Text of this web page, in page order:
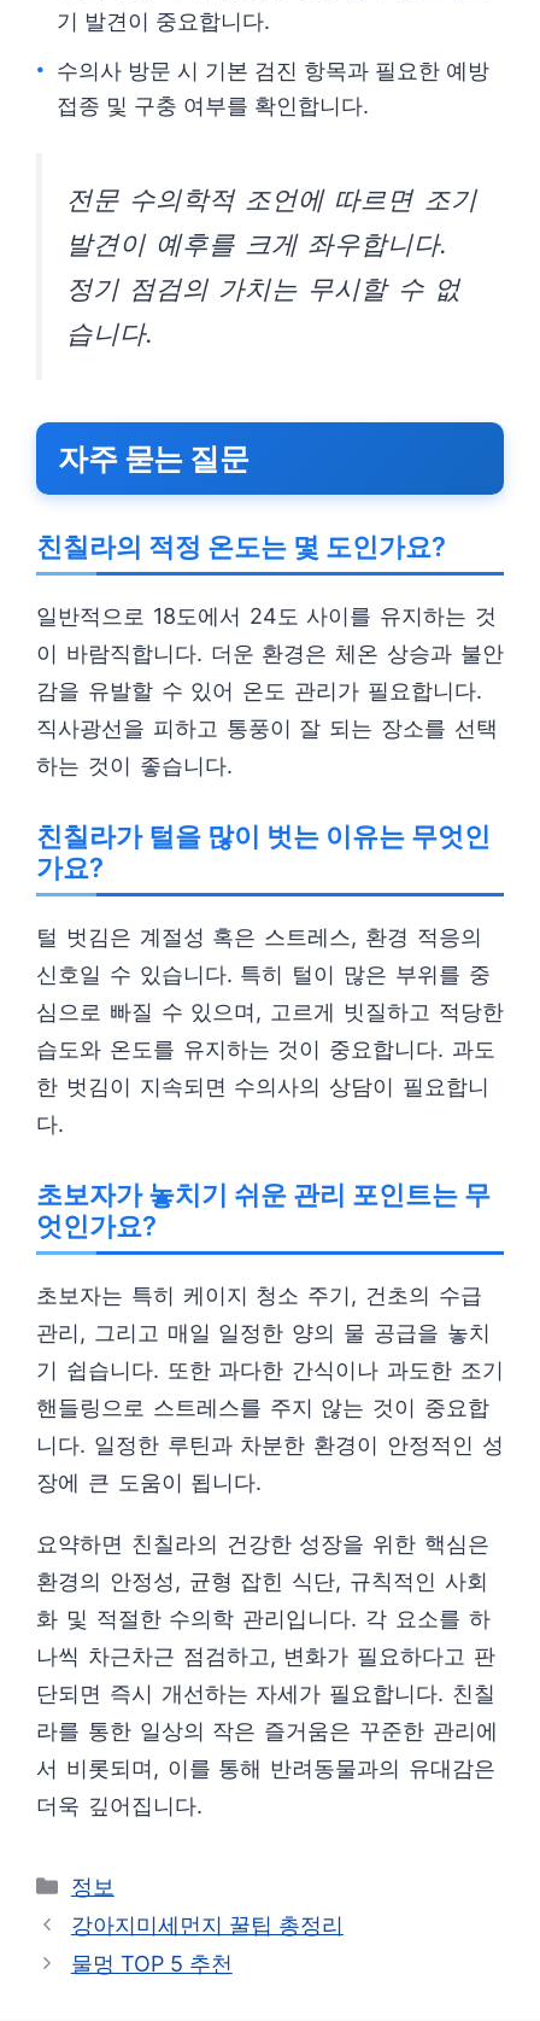
기 발견이 중요합니다.
수의사 방문 시 기본 검진 항목과 필요한 예방
접종 및 구충 여부를 확인합니다.
전문 수의학적 조언에 따르면 조기
발견이 예후를 크게 좌우합니다.
정기 점검의 가치는 무시할 수 없
습니다.
자주 묻는 질문
친칠라의 적정 온도는 몇 도인가요?
일반적으로 18도에서 24도 사이를 유지하는 것
이 바람직합니다. 더운 환경은 체온 상승과 불안
감을 유발할 수 있어 온도 관리가 필요합니다.
직사광선을 피하고 통풍이 잘 되는 장소를 선택
하는 것이 좋습니다.
친칠라가 털을 많이 벗는 이유는 무엇인
가요?
털 벗김은 계절성 혹은 스트레스, 환경 적응의
신호일 수 있습니다. 특히 털이 많은 부위를 중
심으로 빠질 수 있으며, 고르게 빗질하고 적당한
습도와 온도를 유지하는 것이 중요합니다. 과도
한 벗김이 지속되면 수의사의 상담이 필요합니
다.
초보자가 놓치기 쉬운 관리 포인트는 무
엇인가요?
초보자는 특히 케이지 청소 주기, 건초의 수급
관리, 그리고 매일 일정한 양의 물 공급을 놓치
기 쉽습니다. 또한 과다한 간식이나 과도한 조기
핸들링으로 스트레스를 주지 않는 것이 중요합
니다. 일정한 루틴과 차분한 환경이 안정적인 성
장에 큰 도움이 됩니다.
요약하면 친칠라의 건강한 성장을 위한 핵심은
환경의 안정성, 균형 잡힌 식단, 규칙적인 사회
화 및 적절한 수의학 관리입니다. 각 요소를 하
나씩 차근차근 점검하고, 변화가 필요하다고 판
단되면 즉시 개선하는 자세가 필요합니다. 친칠
라를 통한 일상의 작은 즐거움은 꾸준한 관리에
서 비롯되며, 이를 통해 반려동물과의 유대감은
더욱 깊어집니다.
카
테
리
정보
강아지미세먼지 꿀팁 총정리
물멍 TOP 5 추천